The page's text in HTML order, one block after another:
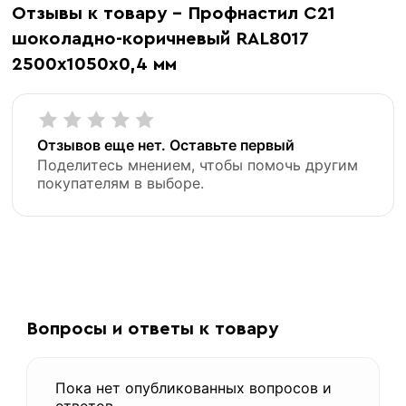
профнастил
Отзывы к товару - Профнастил С21
шоколадно-коричневый RAL8017
2500х1050х0,4 мм
Отзывов еще нет. Оставьте первый
Поделитесь мнением, чтобы помочь другим
покупателям в выборе.
Вопросы и ответы к товару
Пока нет опубликованных вопросов и